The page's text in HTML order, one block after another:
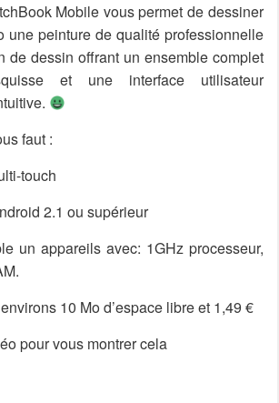
Mobile vous permet de dessiner
une peinture de qualité professionnelle
de dessin offrant un ensemble complet
et une interface utilisateur
faut :
touch
2.1 ou supérieur
un appareils avec: 1GHz processeur,
10 Mo d’espace libre et 1,49 €
pour vous montrer cela